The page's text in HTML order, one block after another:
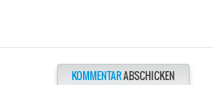
KOMMENTARABSCHICKEN